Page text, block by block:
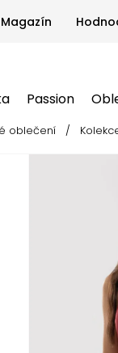
Passion
EXALTED
oblečení /